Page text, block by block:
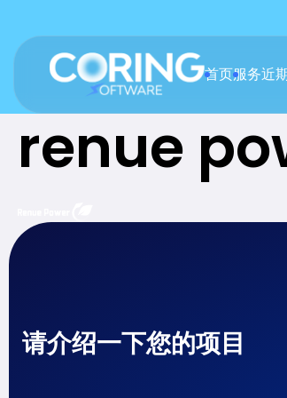
首页服务近
renue
请介绍一下您的项目